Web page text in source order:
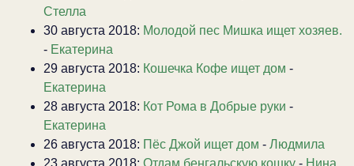
Стелла
30 августа 2018: Молодой пес Мишка ищет хозяев.
- Екатерина
29 августа 2018: Кошечка Кофе ищет дом -
Екатерина
28 августа 2018: Кот Рома в Добрые руки -
Екатерина
26 августа 2018: Пёс Джой ищет дом - Людмила
23 августа 2018: Отдам бенгальскую кошку - Нина